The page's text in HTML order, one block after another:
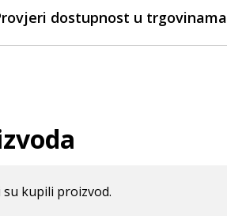
dostupnost u trgovinama
kupili proizvod.